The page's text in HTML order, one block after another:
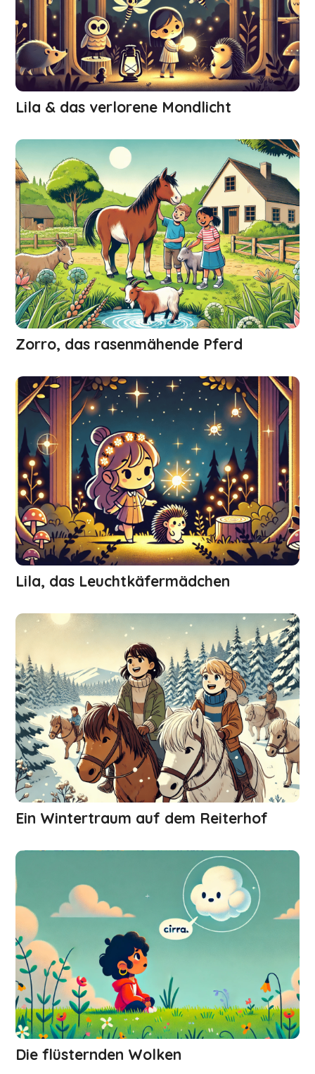
Lila & das verlorene Mondlicht
Zorro, das rasenmähende Pferd
Lila, das Leuchtkäfermädchen
Ein Wintertraum auf dem Reiterhof
Die flüsternden Wolken